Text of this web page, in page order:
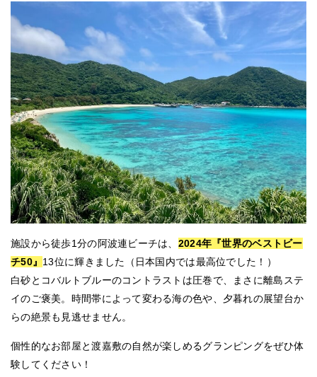
施設から徒歩1分の阿波連ビーチは、 2024年『世界のベストビー
チ50』 13位に輝きました（日本国内では最高位でした！）
白砂とコバルトブルーのコントラストは圧巻で、まさに離島ステ
イのご褒美。時間帯によって変わる海の色や、夕暮れの展望台か
らの絶景も見逃せません。
個性的なお部屋と渡嘉敷の自然が楽しめるグランピングをぜひ体
験してください！